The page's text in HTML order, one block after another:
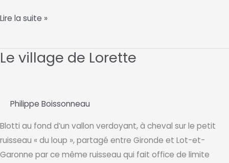
Les
de
Notre-
Lorette
Lire la suite »
Le village de Lorette
Philippe Boissonneau
Blotti au fond d’un vallon verdoyant, à cheval sur le petit
ruisseau « du loup », partagé entre Gironde et Lot-et-
Garonne par ce même ruisseau qui fait office de limite